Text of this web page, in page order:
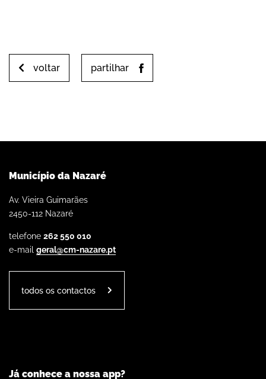
voltar partilhar
Município da Nazaré
Av. Vieira Guimarães
2450-112 Nazaré
telefone 262 550 010
e-mail geral@cm-nazare.pt
todos os contactos
Já conhece a nossa app?